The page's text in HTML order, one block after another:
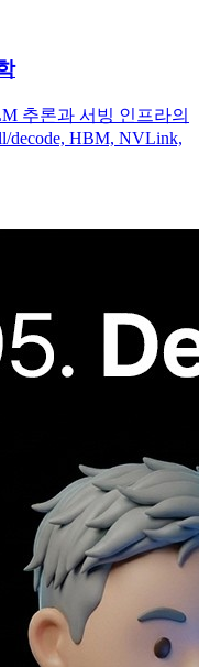
추론과 서빙 인프라의
decode, HBM, NVLink,